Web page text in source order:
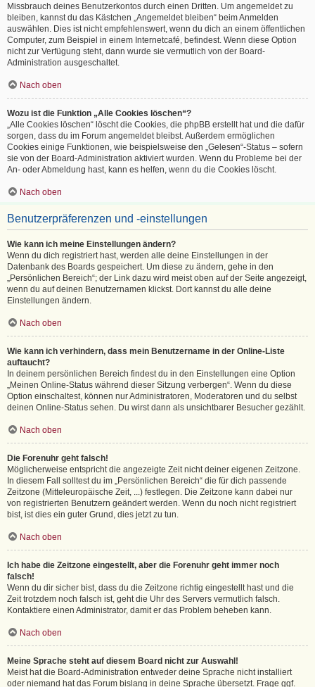
Missbrauch deines Benutzerkontos durch einen Dritten. Um angemeldet zu
bleiben, kannst du das Kästchen „Angemeldet bleiben“ beim Anmelden
auswählen. Dies ist nicht empfehlenswert, wenn du dich an einem öffentlichen
Computer, zum Beispiel in einem Internetcafé, befindest. Wenn diese Option
nicht zur Verfügung steht, dann wurde sie vermutlich von der Board-
Administration ausgeschaltet.
Nach oben
Wozu ist die Funktion „Alle Cookies löschen“?
„Alle Cookies löschen“ löscht die Cookies, die phpBB erstellt hat und die dafür
sorgen, dass du im Forum angemeldet bleibst. Außerdem ermöglichen
Cookies einige Funktionen, wie beispielsweise den „Gelesen“-Status – sofern
sie von der Board-Administration aktiviert wurden. Wenn du Probleme bei der
An- oder Abmeldung hast, kann es helfen, wenn du die Cookies löscht.
Nach oben
Benutzerpräferenzen und -einstellungen
Wie kann ich meine Einstellungen ändern?
Wenn du dich registriert hast, werden alle deine Einstellungen in der
Datenbank des Boards gespeichert. Um diese zu ändern, gehe in den
„Persönlichen Bereich“; der Link dazu wird meist oben auf der Seite angezeigt,
wenn du auf deinen Benutzernamen klickst. Dort kannst du alle deine
Einstellungen ändern.
Nach oben
Wie kann ich verhindern, dass mein Benutzername in der Online-Liste
auftaucht?
In deinem persönlichen Bereich findest du in den Einstellungen eine Option
„Meinen Online-Status während dieser Sitzung verbergen“. Wenn du diese
Option einschaltest, können nur Administratoren, Moderatoren und du selbst
deinen Online-Status sehen. Du wirst dann als unsichtbarer Besucher gezählt.
Nach oben
Die Forenuhr geht falsch!
Möglicherweise entspricht die angezeigte Zeit nicht deiner eigenen Zeitzone.
In diesem Fall solltest du im „Persönlichen Bereich“ die für dich passende
Zeitzone (Mitteleuropäische Zeit, ...) festlegen. Die Zeitzone kann dabei nur
von registrierten Benutzern geändert werden. Wenn du noch nicht registriert
bist, ist dies ein guter Grund, dies jetzt zu tun.
Nach oben
Ich habe die Zeitzone eingestellt, aber die Forenuhr geht immer noch
falsch!
Wenn du dir sicher bist, dass du die Zeitzone richtig eingestellt hast und die
Zeit trotzdem noch falsch ist, geht die Uhr des Servers vermutlich falsch.
Kontaktiere einen Administrator, damit er das Problem beheben kann.
Nach oben
Meine Sprache steht auf diesem Board nicht zur Auswahl!
Meist hat die Board-Administration entweder deine Sprache nicht installiert
oder niemand hat das Forum bislang in deine Sprache übersetzt. Frage ggf.